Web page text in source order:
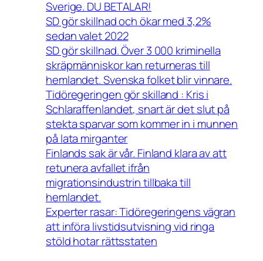
Sverige. DU BETALAR!
SD gör skillnad och ökar med 3,2%
sedan valet 2022
SD gör skillnad. Över 3 000 kriminella
skräpmänniskor kan returneras till
hemlandet. Svenska folket blir vinnare.
Tidöregeringen gör skilland : Kris i
Schlaraffenlandet, snart är det slut på
stekta sparvar som kommer in i munnen
på lata mirganter
Finlands sak är vår. Finland klara av att
retunera avfallet ifrån
migrationsindustrin tillbaka till
hemlandet.
Experter rasar: Tidöregeringens vägran
att införa livstidsutvisning vid ringa
stöld hotar rättsstaten